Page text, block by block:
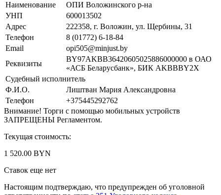
Наименование
ОПИ Воложинского р-на
УНП
600013502
Адрес
222358, г. Воложин, ул. Щербины, 31
Телефон
8 (01772) 6-18-84
Email
opi505@minjust.by
Реквизиты
BY97AKBB36420605025886000000 в ОАО
«АСБ Беларусбанк», БИК AKBBBY2X
Судебный исполнитель
Ф.И.О.
Лиштван Мария Александровна
Телефон
+375445292762
Внимание! Торги с помощью мобильных устройств
ЗАПРЕЩЕНЫ Регламентом.
Текущая стоимость:
1 520.00 BYN
Ставок еще нет
Настоящим подтверждаю, что предупрежден об уголовной